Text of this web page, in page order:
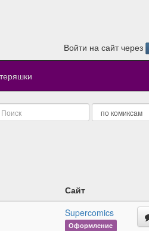
Войти на сайт через
Сайт
Supercomics
Оформление